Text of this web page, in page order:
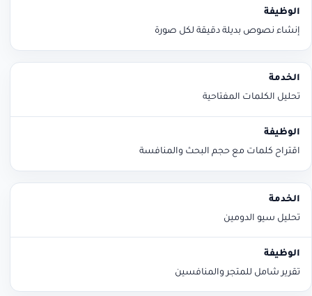
إنشاء نصوص بديلة دقيقة لكل صورة
تحليل الكلمات المفتاحية
اقتراح كلمات مع حجم البحث والمنافسة
تحليل سيو الدومين
تقرير شامل للمتجر والمنافسين